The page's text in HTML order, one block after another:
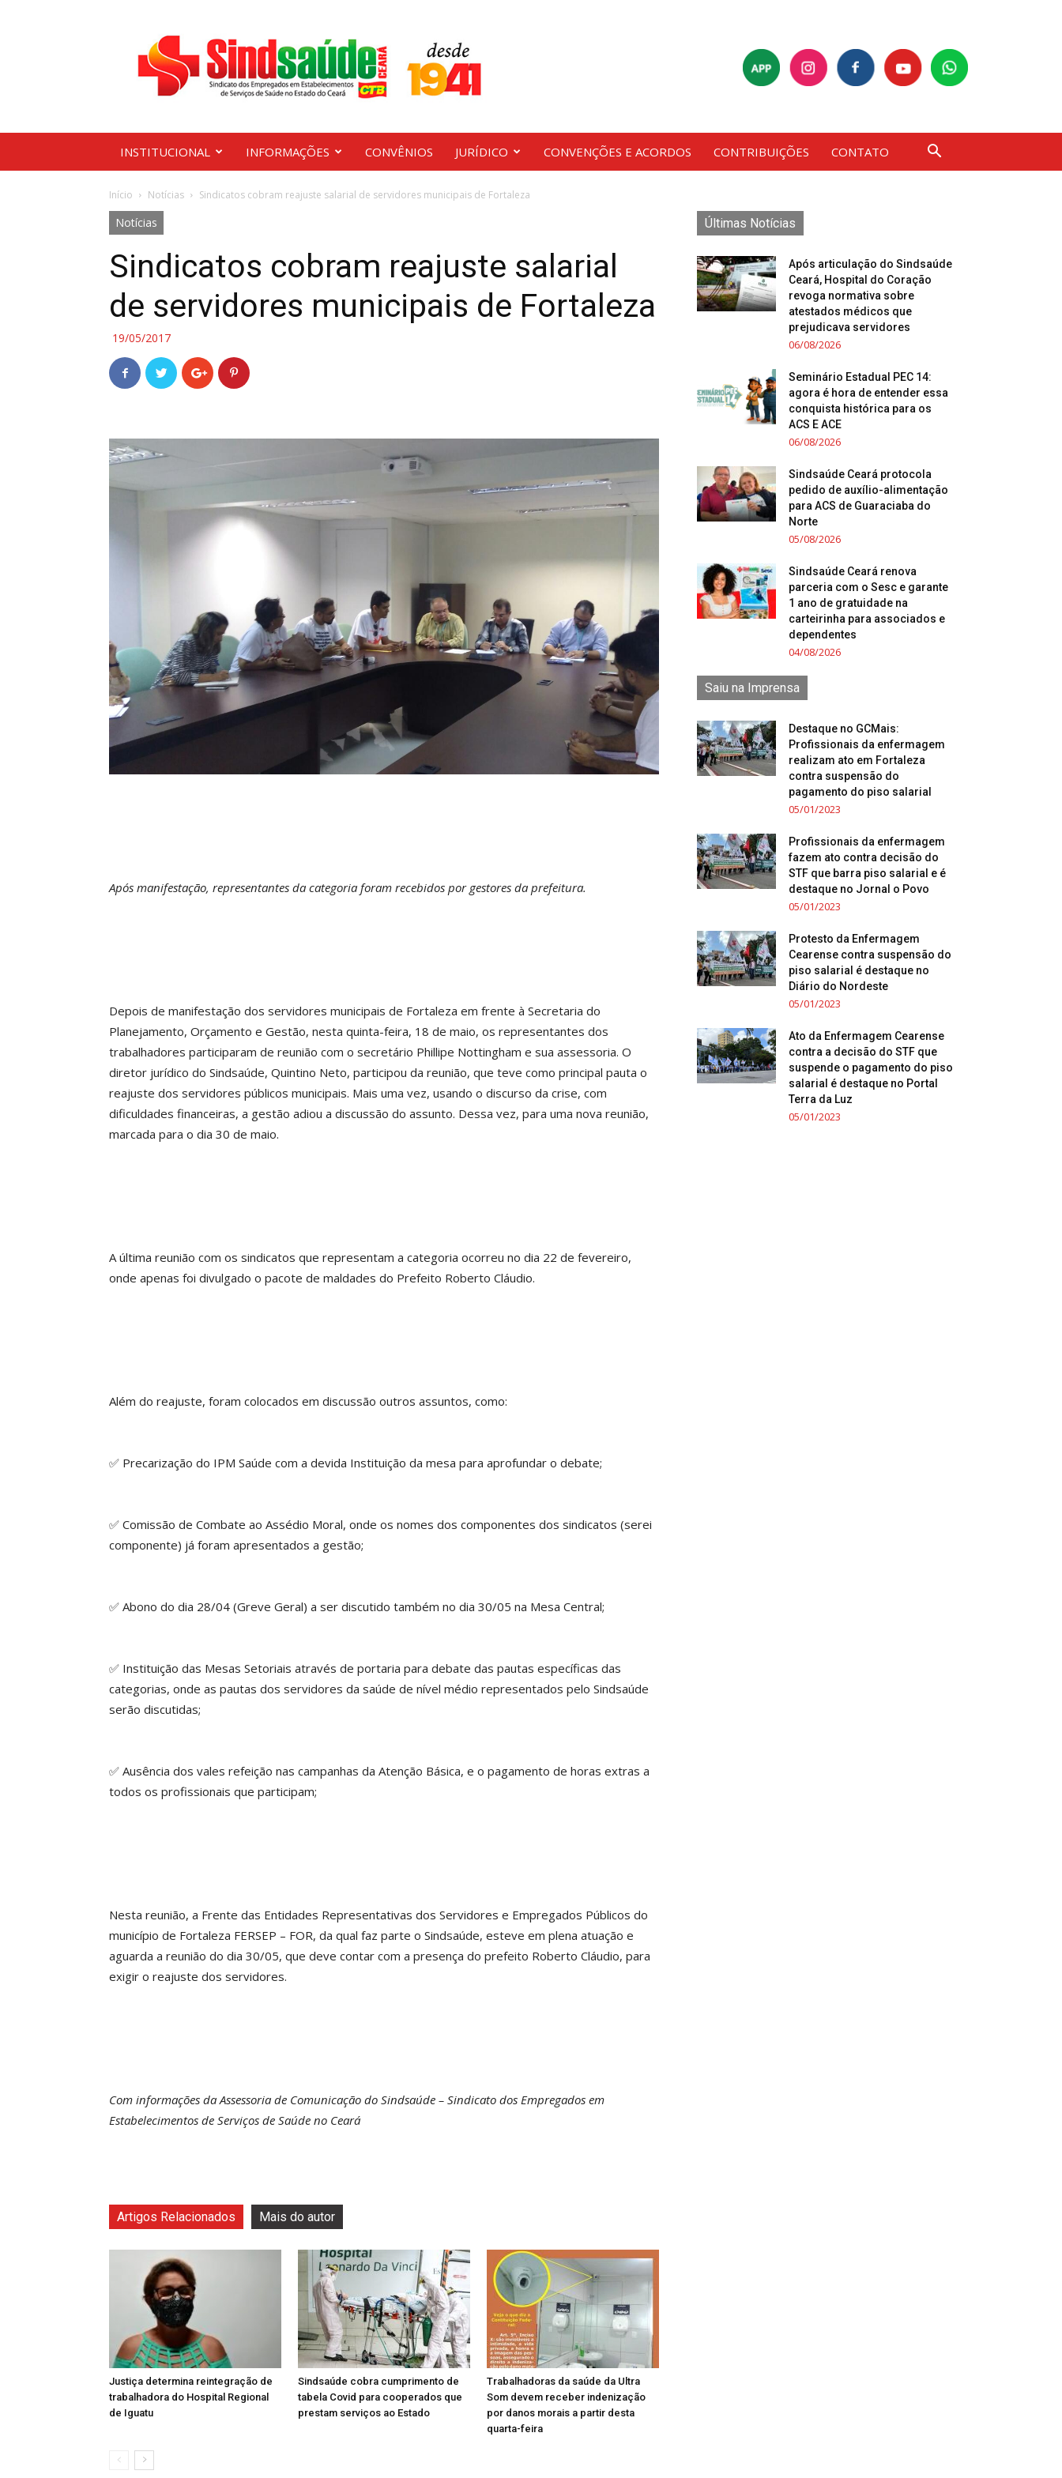
Ceará
INSTITUCIONAL INFORMAÇÕES CONVÊNIOS JURÍDICO CONVENÇÕES E ACORDOS CONTRIBUIÇÕES CONTATO
Início Notícias Sindicatos cobram reajuste salarial de servidores municipais de Fortaleza
Notícias
Sindicatos cobram reajuste salarial
de servidores municipais de Fortaleza
19/05/2017
Após manifestação, representantes da categoria foram recebidos por gestores da prefeitura.
Depois de manifestação dos servidores municipais de Fortaleza em frente à Secretaria do
Planejamento, Orçamento e Gestão, nesta quinta-feira, 18 de maio, os representantes dos
trabalhadores participaram de reunião com o secretário Phillipe Nottingham e sua assessoria. O
diretor jurídico do Sindsaúde, Quintino Neto, participou da reunião, que teve como principal pauta o
reajuste dos servidores públicos municipais. Mais uma vez, usando o discurso da crise, com
dificuldades financeiras, a gestão adiou a discussão do assunto. Dessa vez, para uma nova reunião,
marcada para o dia 30 de maio.
A última reunião com os sindicatos que representam a categoria ocorreu no dia 22 de fevereiro,
onde apenas foi divulgado o pacote de maldades do Prefeito Roberto Cláudio.
Além do reajuste, foram colocados em discussão outros assuntos, como:
✅ Precarização do IPM Saúde com a devida Instituição da mesa para aprofundar o debate;
✅ Comissão de Combate ao Assédio Moral, onde os nomes dos componentes dos sindicatos (serei
componente) já foram apresentados a gestão;
✅ Abono do dia 28/04 (Greve Geral) a ser discutido também no dia 30/05 na Mesa Central;
✅ Instituição das Mesas Setoriais através de portaria para debate das pautas específicas das
categorias, onde as pautas dos servidores da saúde de nível médio representados pelo Sindsaúde
serão discutidas;
✅ Ausência dos vales refeição nas campanhas da Atenção Básica, e o pagamento de horas extras a
todos os profissionais que participam;
Nesta reunião, a Frente das Entidades Representativas dos Servidores e Empregados Públicos do
município de Fortaleza FERSEP – FOR, da qual faz parte o Sindsaúde, esteve em plena atuação e
aguarda a reunião do dia 30/05, que deve contar com a presença do prefeito Roberto Cláudio, para
exigir o reajuste dos servidores.
Com informações da Assessoria de Comunicação do Sindsaúde – Sindicato dos Empregados em
Estabelecimentos de Serviços de Saúde no Ceará
Artigos Relacionados Mais do autor
Justiça determina reintegração de
trabalhadora do Hospital Regional
de Iguatu
Sindsaúde cobra cumprimento de
tabela Covid para cooperados que
prestam serviços ao Estado
Trabalhadoras da saúde da Ultra
Som devem receber indenização
por danos morais a partir desta
quarta-feira
Últimas Notícias
Após articulação do Sindsaúde
Ceará, Hospital do Coração
revoga normativa sobre
atestados médicos que
prejudicava servidores
06/08/2026
Seminário Estadual PEC 14:
agora é hora de entender essa
conquista histórica para os
ACS E ACE
06/08/2026
Sindsaúde Ceará protocola
pedido de auxílio-alimentação
para ACS de Guaraciaba do
Norte
05/08/2026
Sindsaúde Ceará renova
parceria com o Sesc e garante
1 ano de gratuidade na
carteirinha para associados e
dependentes
04/08/2026
Saiu na Imprensa
Destaque no GCMais:
Profissionais da enfermagem
realizam ato em Fortaleza
contra suspensão do
pagamento do piso salarial
05/01/2023
Profissionais da enfermagem
fazem ato contra decisão do
STF que barra piso salarial e é
destaque no Jornal o Povo
05/01/2023
Protesto da Enfermagem
Cearense contra suspensão do
piso salarial é destaque no
Diário do Nordeste
05/01/2023
Ato da Enfermagem Cearense
contra a decisão do STF que
suspende o pagamento do piso
salarial é destaque no Portal
Terra da Luz
05/01/2023